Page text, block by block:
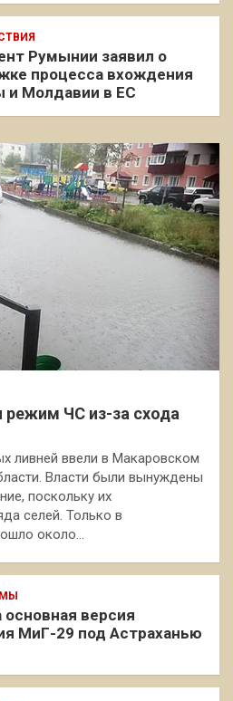
Румынии заявил о
процесса вхождения
и Молдавии в ЕС
режим ЧС из-за схода
ливней ввели в Макаровском
Власти были вынуждены
поскольку их
селей. Только в
около…
основная версия
МиГ-29 под Астраханью